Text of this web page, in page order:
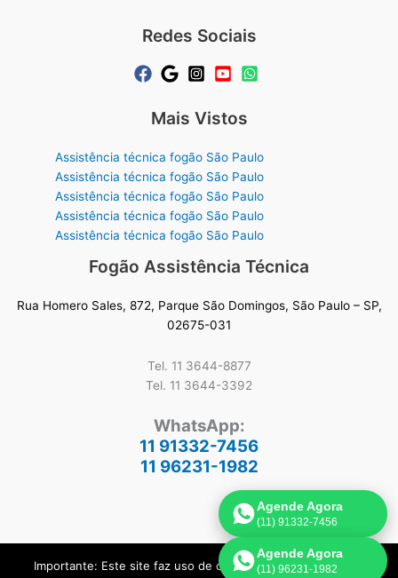
Redes Sociais
Mais Vistos
Assistência técnica fogão São Paulo
Assistência técnica fogão São Paulo
Assistência técnica fogão São Paulo
Assistência técnica fogão São Paulo
Assistência técnica fogão São Paulo
Fogão Assistência Técnica
Rua Homero Sales, 872, Parque São Domingos, São Paulo – SP,
02675-031
Tel. 11 3644-8877
Tel. 11 3644-3392
WhatsApp:
11 91332-7456
11 96231-1982
Agende Agora
(11) 91332-7456
Agende Agora
(11) 96231-1982
Importante: Este site faz uso de cookies que podem conter